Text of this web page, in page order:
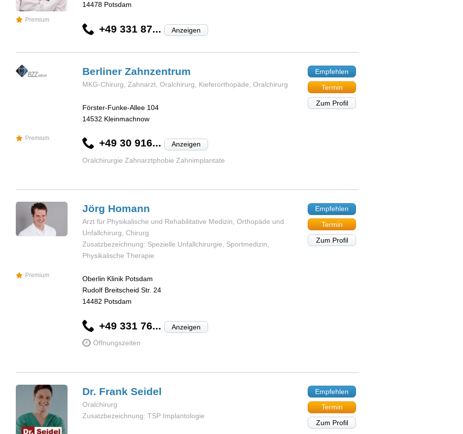
Premium
14478 Potsdam
+49 331 87... Anzeigen
Premium
Berliner Zahnzentrum
MKG-Chirurg, Zahnarzt, Oralchirurg, Kieferorthopäde, Oralchirurg
Förster-Funke-Allee 104
14532 Kleinmachnow
+49 30 916... Anzeigen
Oralchirurgie Zahnarztphobie Zahnimplantate
Empfehlen
Termin
Zum Profil
Premium
Jörg Homann
Arzt für Physikalische und Rehabilitative Medizin, Orthopäde und
Unfallchirurg, Chirurg
Zusatzbezeichnung: Spezielle Unfallchirurgie, Sportmedizin,
Physikalische Therapie
Oberlin Klinik Potsdam
Rudolf Breitscheid Str. 24
14482 Potsdam
+49 331 76... Anzeigen
Öffnungszeiten
Empfehlen
Termin
Zum Profil
Dr. Frank Seidel
Oralchirurg
Zusatzbezeichnung: TSP Implantologie
Empfehlen
Termin
Zum Profil